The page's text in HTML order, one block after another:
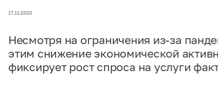
17.11.2020
Несмотря на ограничения из-за
этим снижение экономической
фиксирует рост спроса на услуги